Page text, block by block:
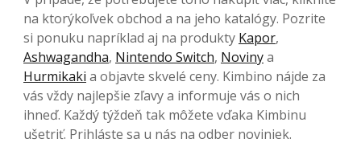
na ktorýkoľvek obchod a na jeho katalógy. Pozrite
si ponuku napríklad aj na produkty Kapor,
Ashwagandha, Nintendo Switch, Novinya
Hurmikaki a objavte skvelé ceny. Kimbino nájde za
vás vždy najlepšie zľavy a informuje vás o nich
ihneď. Každý týždeň tak môžete vďaka Kimbinu
ušetriť. Prihláste sa u nás na odber noviniek.